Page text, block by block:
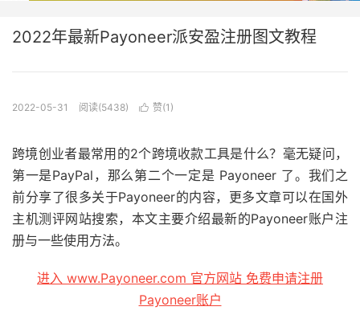
2022年最新Payoneer派安盈注册图文教程
2022-05-31 阅读(5438)  赞(1 )
跨境创业者最常用的2个跨境收款工具是什么？毫无疑问，
第一是PayPal，那么第二个一定是 Payoneer 了。我们之
前分享了很多关于Payoneer的内容，更多文章可以在国外
主机测评网站搜索，本文主要介绍最新的Payoneer账户注
册与一些使用方法。
进入 www.Payoneer.com 官方网站 免费申请注册
Payoneer账户